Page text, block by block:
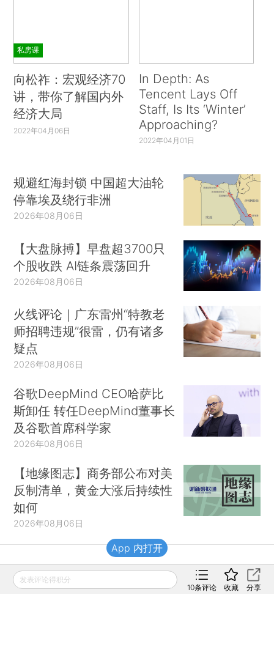
私房课
向松祚：宏观经济70
讲，带你了解国内外
经济大局
2022年04月06日
In Depth: As
Tencent Lays Off
Staff, Is Its ‘Winter’
Approaching?
2022年04月01日
规避红海封锁 中国超大油轮
停靠埃及绕行非洲
2026年08月06日
【大盘脉搏】早盘超3700只
个股收跌 AI链条震荡回升
2026年08月06日
火线评论｜广东雷州“特教老
师招聘违规”很雷，仍有诸多
疑点
2026年08月06日
谷歌DeepMind CEO哈萨比
斯卸任 转任DeepMind董事长
及谷歌首席科学家
2026年08月06日
【地缘图志】商务部公布对美
反制清单，黄金大涨后持续性
如何
2026年08月06日
财新移动
发表评论得积分
10条评论 收藏 分享
App 内打开